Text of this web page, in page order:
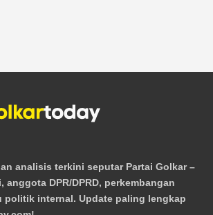
analisis terkini seputar Partai Golkar –
anggota DPR/DPRD, perkembangan
politik internal. Update paling lengkap